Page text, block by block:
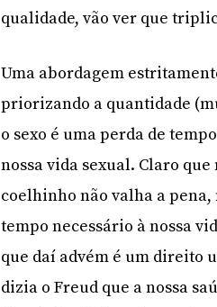
qualidade, vão ver que
Uma abordagem
priorizando a quantidade
o sexo é uma perda de
nossa vida sexual. Claro
coelhinho não valha a pena,
tempo necessário à nossa
que daí advém é um direito
dizia o Freud que a nossa